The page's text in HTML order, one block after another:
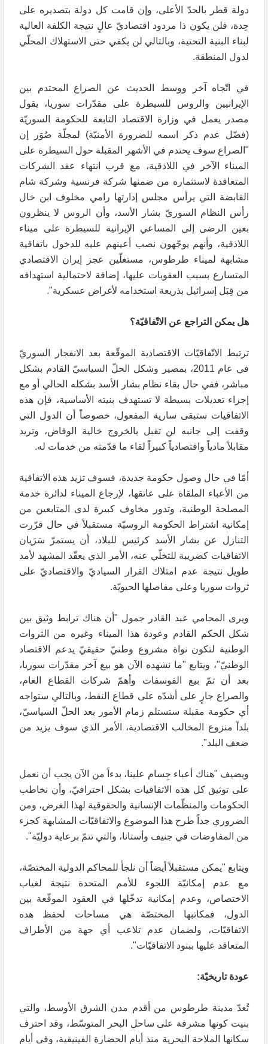
دولة قطر بالحدّ الأعلى، وإن قامت كل دولة بتصديره على
حِدة، فلن يكون ذا مردود اقتصاديّ عالٍ نتيجة الكلفة العالية
لبناء البنية التحتية، وبالتالي لن يكفي حتى الاستهلاك المحلّي
لدول المنطقة.
في اتّجاه آخر ووسط الحديث عن الصراع المحتدم بين
الإيرانيين والروس للسيطرة على مقدّرات سوريا، يقول
مصدر يعمل في وزارة الاقتصاد التابعة للحكومة السوريّة
(فضّل عدم ذكر اسمه للضرورة الأمنيّة) لمجلّة صُوَر إن
"الصراع سوف يحتدم في الأشهر المقبلة حول السيطرة على
الميناء الآخر في اللاذقية، مع قرب انتهاء عقد الشركات
المتعاقدة لاستثماره من ضمنها شركة فرنسية وشركة شام
القابضة التي يرأس مجلس إدارتها رامي مخلوف ابن خال
رأس النظام السوريّ بشار الأسد، وأن الروس لا ينظرون
بعين الرضى إلى المساعي الإيرانية للسيطرة على ميناء
اللاذقية، وأنهم يوجّهون نصب أعينهم عليه للدخول باتفاقية
مشابهة لميناء طرطوس، مستغلّين عجز إيران الاقتصادي
المتسارع بسبب العقوبات عليها، إضافة لاحتمالية استهدافه
من قِبَل إسرائيل بذريعة استخدامه لأغراض عسكرية".
هل يمكن التراجع عن الاتّفاقيّة؟
ترتبط الاتّفاقيّات الاقتصادية الموقّعة بعد الانفجار السوريّ
في عام 2011، بمصير وشكل الحلّ السياسيّ القادم بشكل
مباشر، ففي حال بقاء نظام بشار الأسد بشكله الحالي أو مع
إجراء تعديلات بسيطة لا تستهدف بنيته الأساسية، فإن هذه
الاتفاقيات ستبقى سارية المفعول، خصوصاً أن الدول التي
وقفت إلى جانبه لن تقبل بالخروج خالية الوفاض، وتريد
مقابلاً مادياً واقتصادياً كبيراً لقاء ما قدّمته من خدمات له.
أمّا في حال وصول حكومة جديدة، فسوف تزيد هذه الاتفاقية
من الأعباء الملقاة على عاتقها، لإرجاع الميناء لدائرة خدمة
المصلحة الوطنية، وتدور مخاوف كبيرة لدى المتابعين من
إمكانية اشتراط الحكومة الروسيّة مستقبلاً في حال قرّرت
التنازل عن بشار الأسد كرئيس للبلاد، أن يستمرّ سَرَيان
الاتفاقيات كضريبة للتخلّي عنه، الأمر الذي يعقّد المشهد لأمد
طويل نتيجة عدم امتلاك القرار السياديّ والاقتصاديّ على
ثروات سوريا وعلى مفاصلها الحيويّة.
ويرى المحامي عبد القادر جمول "أن هناك ترابط وثيق بين
شكل الحكم القادم وعودة هذا الميناء وغيره من الثروات
الوطنية لتكون نواة مشروع وطنيّ حقيقيّ يدعم الاقتصاد
الوطنيّ"، ويتابع "ما نشهده الآن هو بيع آخر مقدّرات سوريا،
بعد أن تمّ بيع الفوسفات وأهمّ شركات القطاع العام،
والصراع جارٍ على أشدّه على قطاع النفط، وبالتالي ستواجه
أي حكومة مقبلة ستستلم زمام الأمور بعد الحلّ السياسيّ،
بلداً منزوع المخالب الاقتصادية، الأمر الذي سوف يزيد من
ضعف البلد".
ويضيف "هناك أعباء جِسام علينا، بدءاً من الآن يجب أن نعمل
على توثيق كل هذه الاتفاقيات بشكل احترافيّ، وأن نخاطب
الحكومات والمنظّمات الإنسانية والحقوقية لهذا الغرض، ومن
الضروري جداً طرح هذا الموضوع والاتفاقيّات المشابهة كجزء
من المفاوضات في جنيف وأستانا، والتي تتمّ برعاية دوليّة".
ويتابع "يمكن مستقبلاً أيضاً أن نلجأ للمحاكم الدولية المختصّة،
مع عدم إمكانيّة اللجوء للأمم المتحدة نتيجة لغياب
الاختصاص، وعدم إمكانية تدخّلها في العقود الموقّعة بين
الدول، فمكاتبها المختصّة هي مساحات لحفظ هده
الاتفاقيّات، ولضمان عدم تلاعب أي جهة من الأطراف
المتعاقد عليها ببنود الاتفاقيّات".
عودة تاريخيّة:
تُعدّ مدينة طرطوس من أقدم مدن الشرق الأوسط، والتي
بنيت كونها مشرفة على ساحل البحر المتوسّط، وقد احترف
سكانها الملاحة البحرية منذ أيام الحضارة الفينيقية، وفي أيام